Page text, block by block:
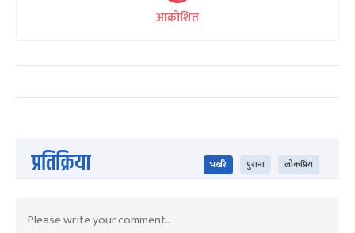
आक्रोशित
प्रतिक्रिया भर्खरै पुराना लोकप्रिय